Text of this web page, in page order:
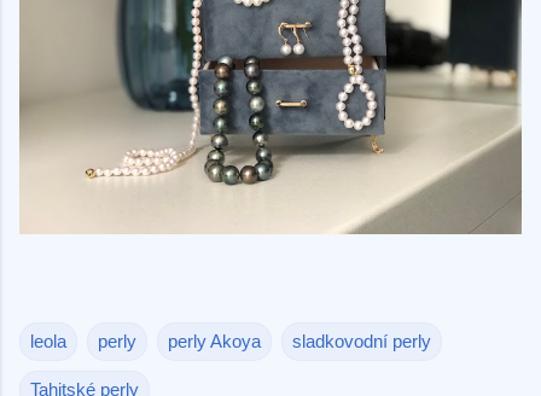
leola perly perly Akoya sladkovodní perly
Tahitské perly